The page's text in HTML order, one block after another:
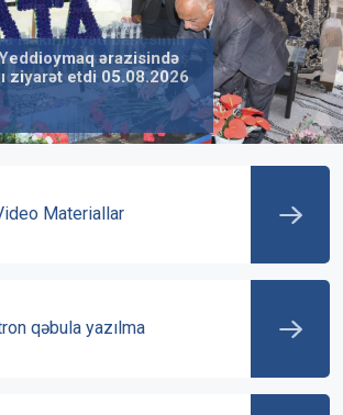
ərazisində
ziyarət etdi 05.08.2026
Materiallar
qəbula yazılma